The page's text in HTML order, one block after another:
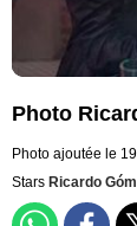
Photo
Photo ajoutée le
Stars Ricardo